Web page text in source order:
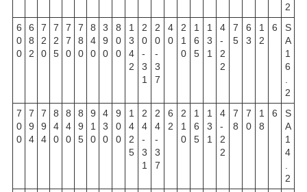
2
6
0
0
6
8
2
7
2
0
7
2
5
7
7
0
7
8
0
8
4
0
3
9
0
8
0
0
1
3
4
2
2
0
-
3
1
2
0
-
3
7
4
0
2
1
0
1
6
5
1
3
1
4
-
2
2
7
5
6
3
1
2
6
S
A
1
6
2
7
0
0
7
9
4
7
9
4
8
4
0
8
4
0
8
9
5
9
1
0
4
3
0
9
0
0
1
4
2
5
2
4
-
3
1
2
4
-
3
7
6
2
2
1
0
1
6
5
1
3
1
4
-
2
2
7
8
7
0
1
8
6
S
A
1
4
2